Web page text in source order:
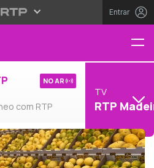
Entrar
com RTP
NO AR
TV
RTP